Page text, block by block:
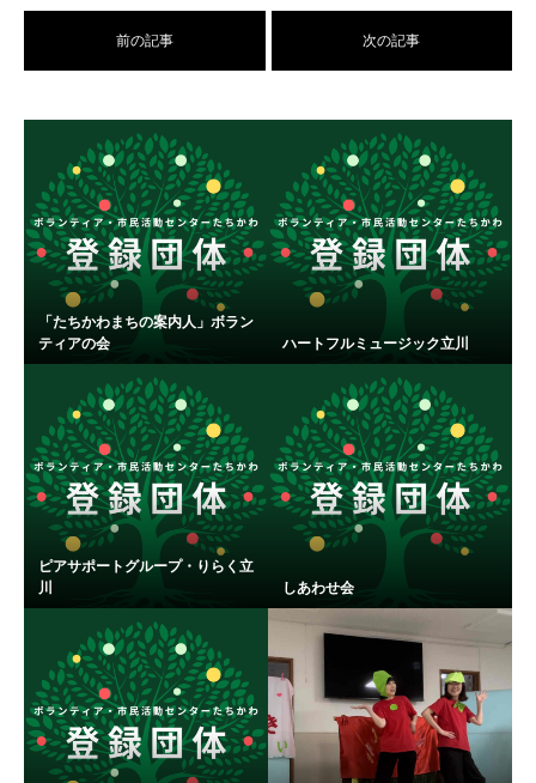
前の記事 次の記事
「たちかわまちの案内人」ボラン
ティアの会
ハートフルミュージック立川
ピアサポートグループ・りらく立
川
しあわせ会